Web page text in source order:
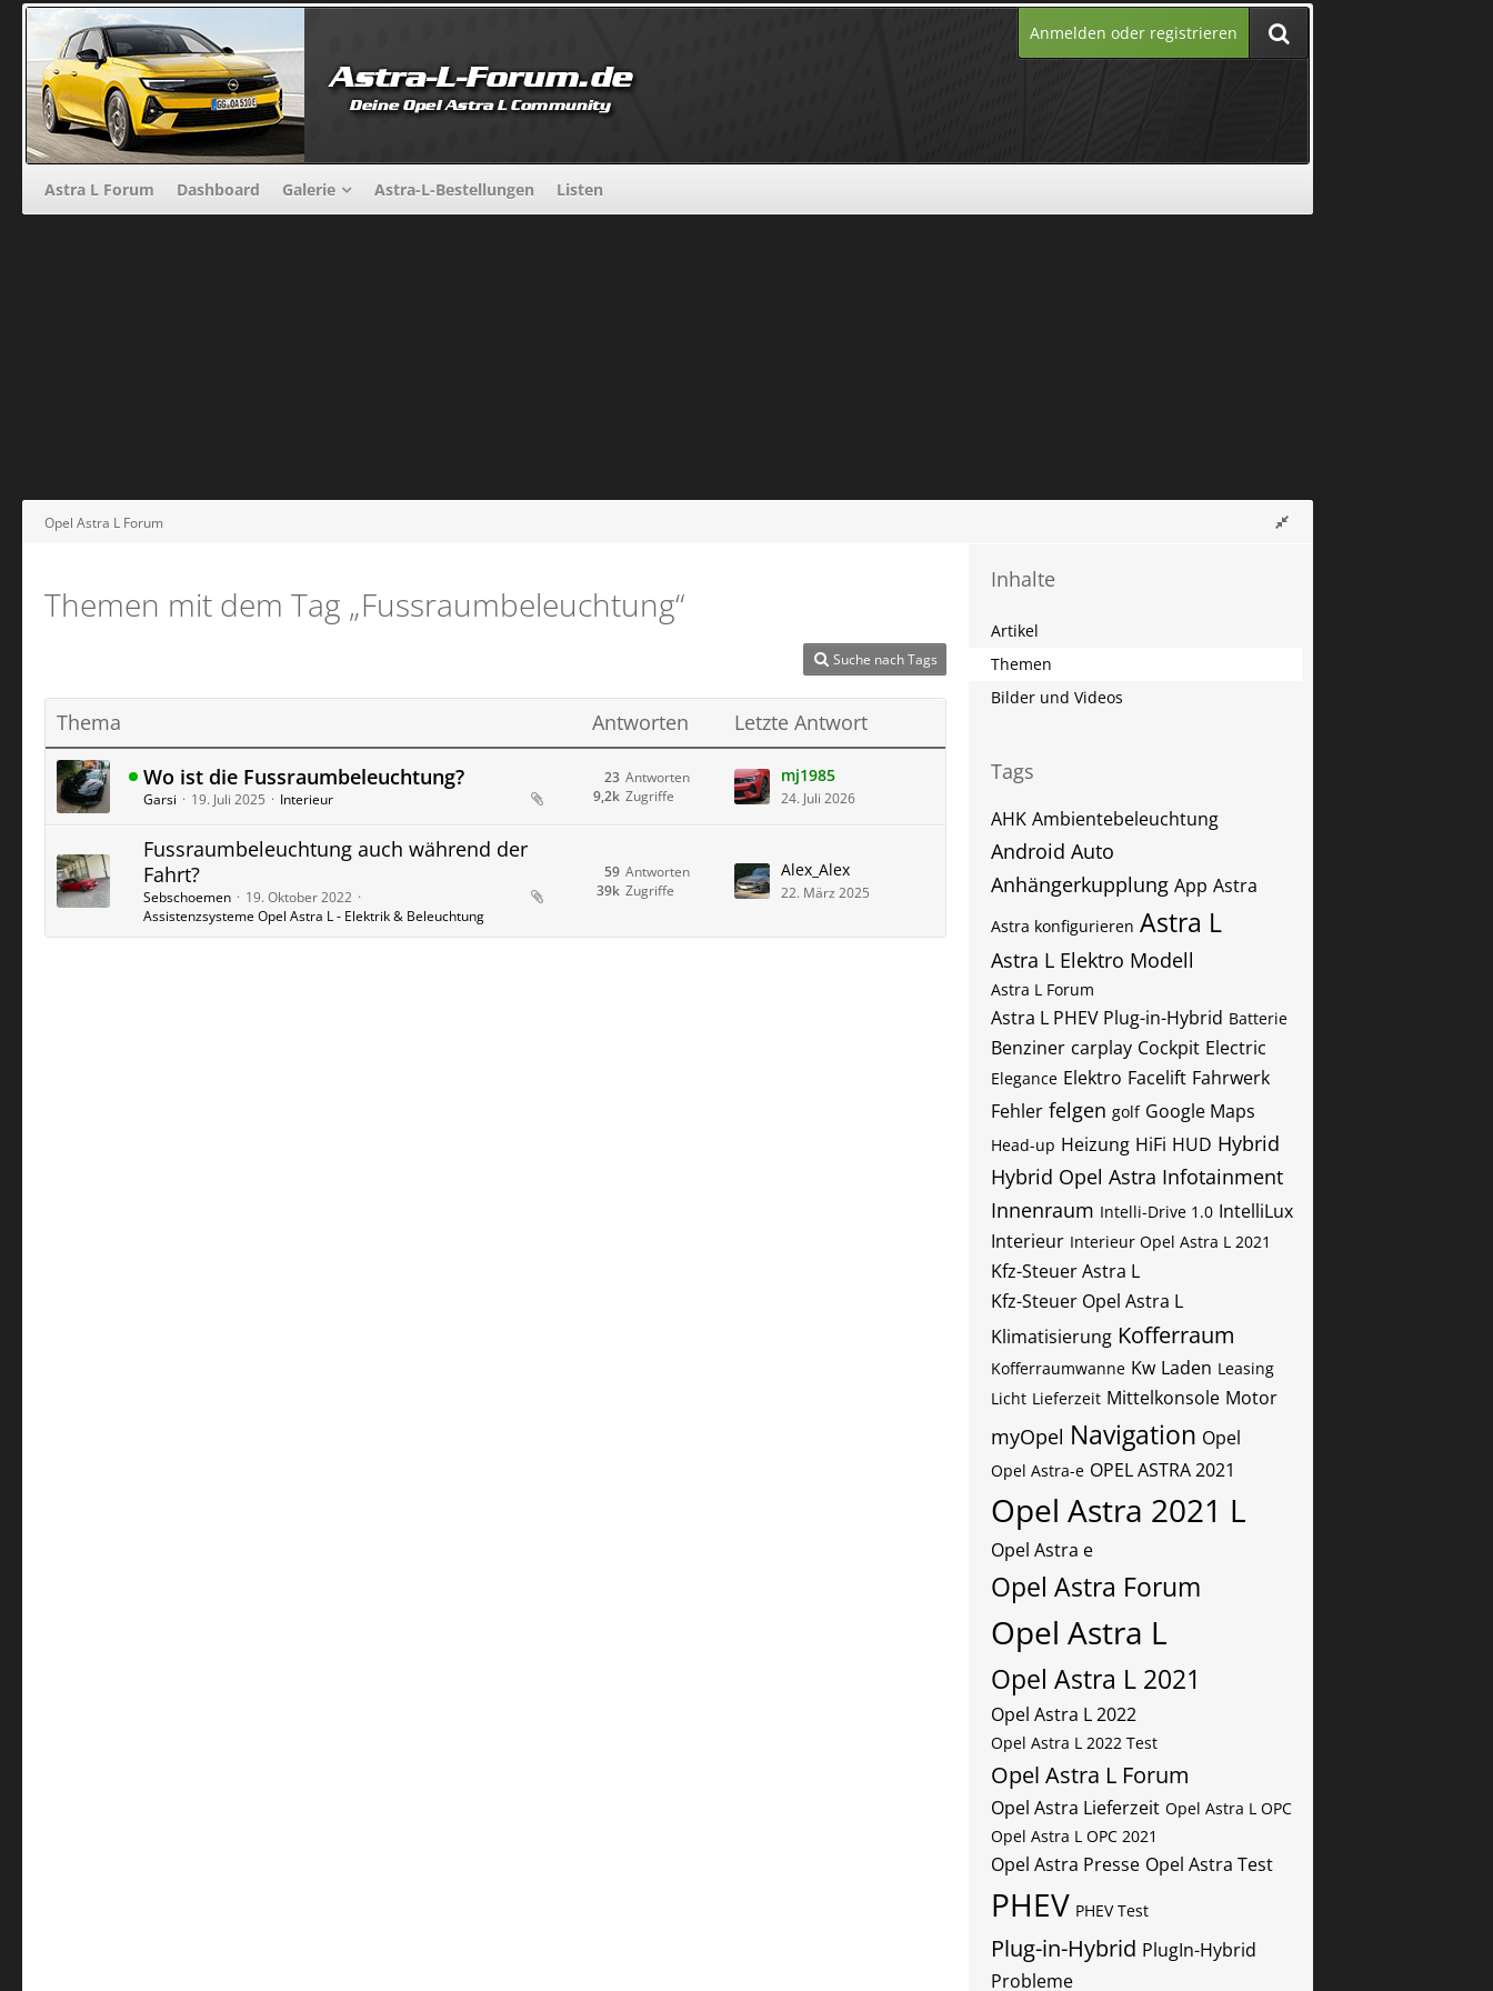
Anmelden oder registrieren
Astra L Forum Dashboard Galerie Astra-L-Bestellungen Listen
Opel Astra L Forum
Themen mit dem Tag „Fussraumbeleuchtung“
Suche nach Tags
Thema Antworten Letzte Antwort
Wo ist die Fussraumbeleuchtung?
Garsi 19. Juli 2025 Interieur
Antworten
23
Zugriffe
9,2k
mj1985
24. Juli 2026
Fussraumbeleuchtung auch während der
Fahrt?
Sebschoemen
19. Oktober 2022
Assistenzsysteme Opel Astra L - Elektrik & Beleuchtung
Antworten
59
Zugriffe
39k
Alex_Alex
22. März 2025
Inhalte
Artikel
Themen
Bilder und Videos
Tags
AHK Ambientebeleuchtung
Android Auto
Anhängerkupplung App Astra
Astra konfigurieren Astra L
Astra L Elektro Modell
Astra L Forum
Astra L PHEV Plug-in-Hybrid Batterie
Benziner carplay Cockpit Electric
Elegance Elektro Facelift Fahrwerk
Fehler felgen golf Google Maps
Head-up Heizung HiFi HUD Hybrid
Hybrid Opel Astra Infotainment
Innenraum Intelli-Drive 1.0 IntelliLux
Interieur Interieur Opel Astra L 2021
Kfz-Steuer Astra L
Kfz-Steuer Opel Astra L
Klimatisierung Kofferraum
Kofferraumwanne Kw Laden Leasing
Licht Lieferzeit Mittelkonsole Motor
myOpel Navigation Opel
Opel Astra-e OPEL ASTRA 2021
Opel Astra 2021 L
Opel Astra e
Opel Astra Forum
Opel Astra L
Opel Astra L 2021
Opel Astra L 2022
Opel Astra L 2022 Test
Opel Astra L Forum
Opel Astra Lieferzeit Opel Astra L OPC
Opel Astra L OPC 2021
Opel Astra Presse Opel Astra Test
PHEV PHEV Test
Plug-in-Hybrid PlugIn-Hybrid
Probleme